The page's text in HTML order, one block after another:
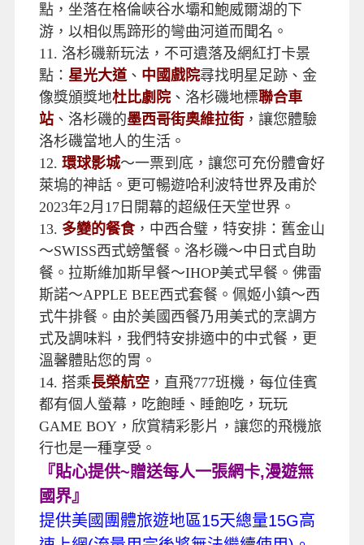
點，坐落在格倫峽谷水壩和鮑威爾湖的下
游，以相似馬蹄形的彎曲河道而聞名。
11. 洛杉磯新玩法，不可遺落及網紅打卡景
點： 星光大道、 中國戲院尋找明星足跡、金
像獎頒獎地杜比劇院、洛杉磯地標聯合車
站、洛杉磯的墨西哥街奧維拉街，讓您體驗
洛杉磯當地人的生活。
12. 環球影城～一票到底，讓您可充份體會好
萊塢的神話。更可暢遊哈利波特世界及甫於
2023年2月17日開幕的超級任天堂世界。
13. 多變的餐食，中西合璧，特安排：舊金山
〜SWISS西式螃蟹餐。洛杉磯〜中日式自助
餐。拉斯維加斯早餐〜IHOP美式早餐。佛雷
斯諾〜APPLE BEE西式套餐。佩姬小鎮〜西
式牛排餐。由於美國西餐乃用美式的烹調方
式及調味料，我們特安排適中的中式餐，更
溫馨體貼您的胃。
14. 搭乘長榮航空，直飛777班機，每位佳賓
都有個人螢幕，吃飽睡、睡飽吃，玩玩
GAME BOY，欣賞精彩影片，讓您的飛機旅
行也是一種享受。
『貼心提供~贈送每人一張網卡,漫遊無
國界』
提供美國團體旅遊地區15天總量15G高